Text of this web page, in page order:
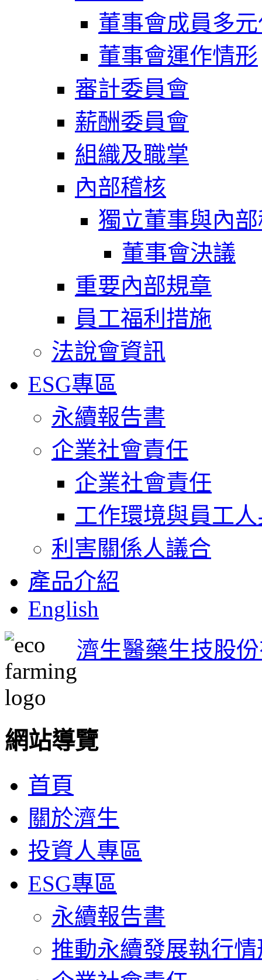
董事會成員多
董事會運作情形
審計委員會
薪酬委員會
組織及職掌
內部稽核
獨立董事與內
董事會決議
重要內部規章
員工福利措施
法說會資訊
ESG專區
永續報告書
企業社會責任
企業社會責任
工作環境與員工
利害關係人議合
產品介紹
English
濟生醫藥生技股
網站導覽
首頁
關於濟生
投資人專區
ESG專區
永續報告書
推動永續發展執行情